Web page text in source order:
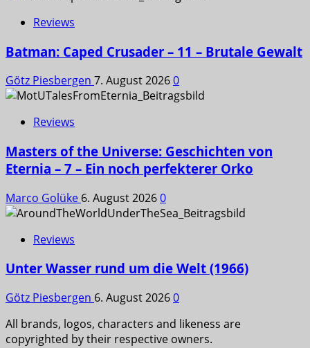
Reviews
Batman: Caped Crusader – 11 – Brutale Gewalt
Götz Piesbergen 7. August 20260
Reviews
Masters of the Universe: Geschichten von
Eternia – 7 – Ein noch perfekterer Orko
Marco Golüke 6. August 20260
Reviews
Unter Wasser rund um die Welt (1966)
Götz Piesbergen 6. August 20260
All brands, logos, characters and likeness are
copyrighted by their respective owners.